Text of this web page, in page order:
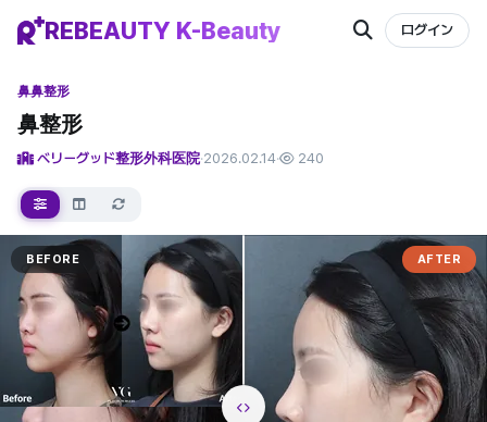
REBEAUTY K-Beauty ログイン
鼻鼻整形
鼻整形
ベリーグッド整形外科医院·2026.02.14· 240
AFTER
BEFORE